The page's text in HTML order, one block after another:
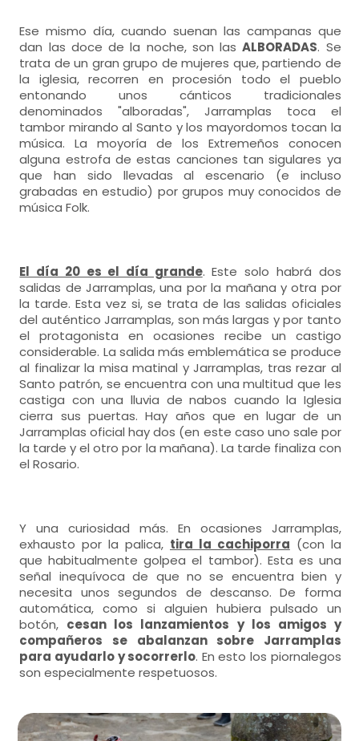
Ese mismo día, cuando suenan las campanas que
dan las doce de la noche, son lasALBORADAS. Se
trata de un gran grupo de mujeres que, partiendo de
la iglesia, recorren en procesión todo el pueblo
entonando unos cánticos tradicionales
denominados "alboradas", Jarramplas toca el
tambor mirando al Santo y los mayordomos tocan la
música. La moyoría de los Extremeños conocen
alguna estrofa de estas canciones tan sigulares ya
que han sido llevadas al escenario (e incluso
grabadas en estudio) por grupos muy conocidos de
música Folk.
El día 20 es el día grande. Este solo habrá dos
salidas de Jarramplas, una por la mañana y otra por
la tarde. Esta vez si, se trata de las salidas oficiales
del auténtico Jarramplas, son más largas y por tanto
el protagonista en ocasiones recibe un castigo
considerable. La salida más emblemática se produce
al finalizar la misa matinal y Jarramplas, tras rezar al
Santo patrón, se encuentra con una multitud que les
castiga con una lluvia de nabos cuando la Iglesia
cierra sus puertas. Hay años que en lugar de un
Jarramplas oficial hay dos (en este caso uno sale por
la tarde y el otro por la mañana). La tarde finaliza con
el Rosario.
Y una curiosidad más. En ocasiones Jarramplas,
exhausto por la palica, tira la cachiporra (con la
que habitualmente golpea el tambor). Esta es una
señal inequívoca de que no se encuentra bien y
necesita unos segundos de descanso. De forma
automática, como si alguien hubiera pulsado un
botón, cesan los lanzamientos y los amigos y
compañeros se abalanzan sobre Jarramplas
para ayudarlo y socorrerlo. En esto los piornalegos
son especialmente respetuosos.